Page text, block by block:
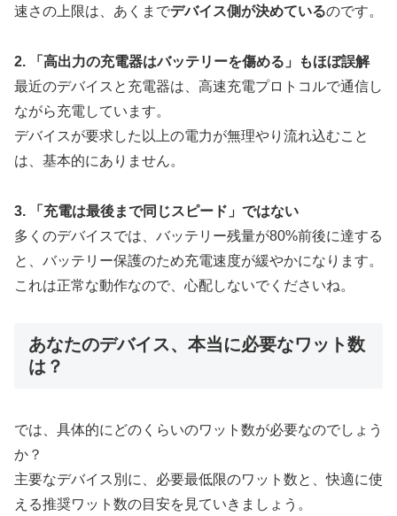
速さの上限は、あくまでデバイス側が決めているのです。
2. 「高出力の充電器はバッテリーを傷める」もほぼ誤解
最近のデバイスと充電器は、高速充電プロトコルで通信し
ながら充電しています。
デバイスが要求した以上の電力が無理やり流れ込むこと
は、基本的にありません。
3. 「充電は最後まで同じスピード」ではない
多くのデバイスでは、バッテリー残量が80%前後に達する
と、バッテリー保護のため充電速度が緩やかになります。
これは正常な動作なので、心配しないでくださいね。
あなたのデバイス、本当に必要なワット数
は？
では、具体的にどのくらいのワット数が必要なのでしょう
か？
主要なデバイス別に、必要最低限のワット数と、快適に使
える推奨ワット数の目安を見ていきましょう。